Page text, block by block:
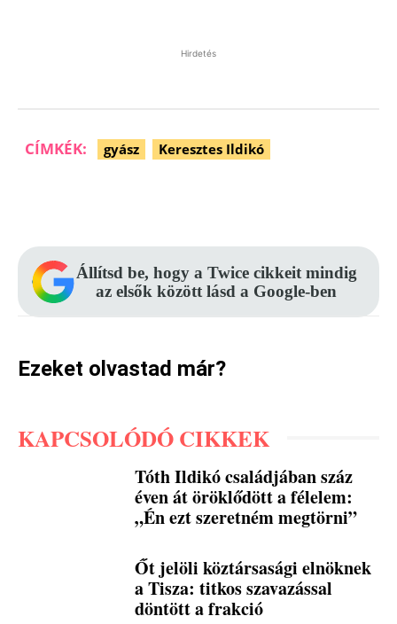
Hirdetés
CÍMKÉK: gyász Keresztes Ildikó
Állítsd be, hogy a Twice cikkeit mindig
az elsők között lásd a Google-ben
Ezeket olvastad már?
KAPCSOLÓDÓ CIKKEK
Tóth Ildikó családjában száz
éven át öröklődött a félelem:
„Én ezt szeretném megtörni”
Őt jelöli köztársasági elnöknek
a Tisza: titkos szavazással
döntött a frakció